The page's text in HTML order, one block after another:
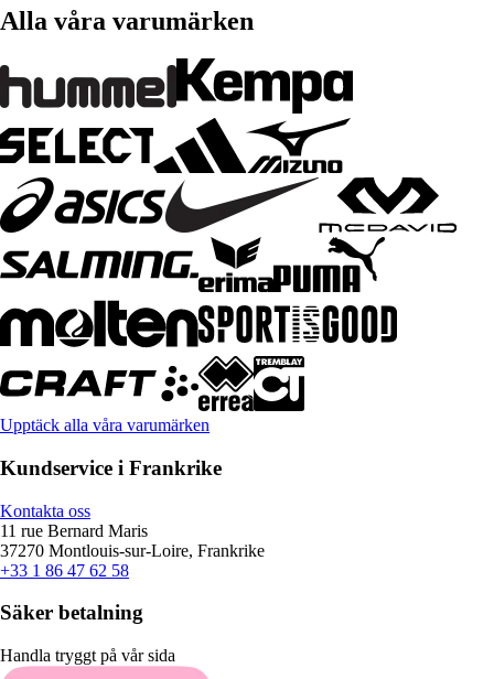
Alla våra varumärken
Upptäck alla våra varumärken
Kundservice i Frankrike
Kontakta oss
11 rue Bernard Maris
37270 Montlouis-sur-Loire, Frankrike
+33 1 86 47 62 58
Säker betalning
Handla tryggt på vår sida